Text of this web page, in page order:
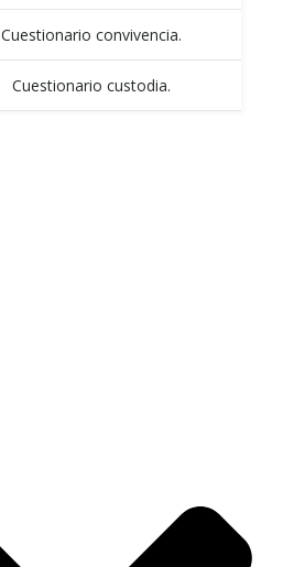
Cuestionario convivencia.
Cuestionario custodia.